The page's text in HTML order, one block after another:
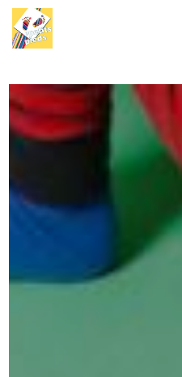
Panneau de gestion des cookies